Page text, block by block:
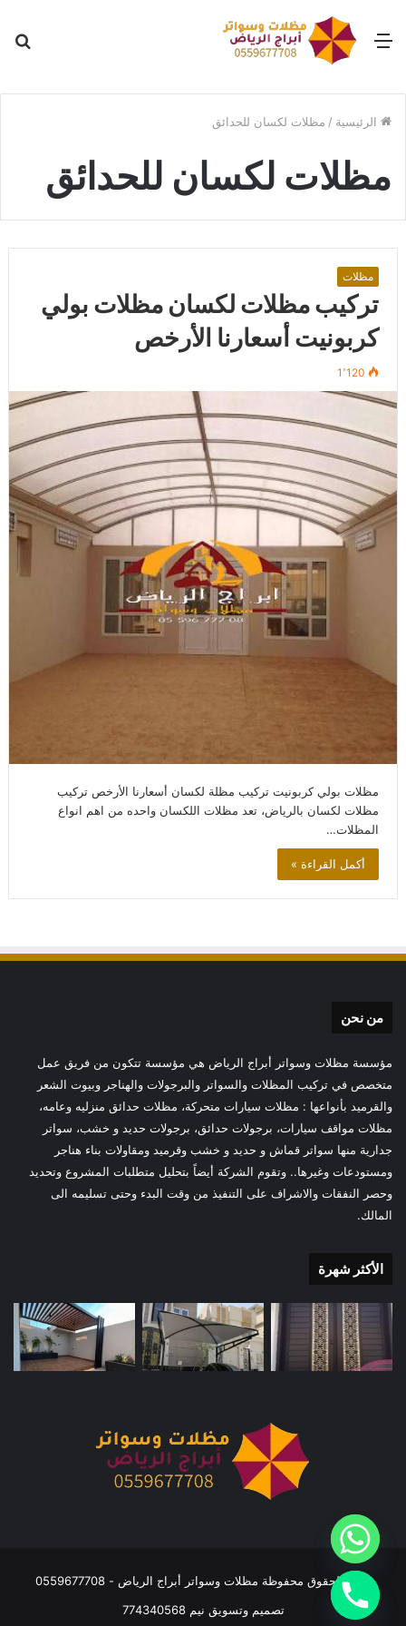
القائمة
الرئيسية / مظلات لكسان للحدائق
مظلات لكسان للحدائق
مظلات
تركيب مظلات لكسان مظلات بولي
كربونيت أسعارنا الأرخص
1٬120
مظلات بولي كربونيت تركيب مظلة لكسان أسعارنا الأرخص تركيب
مظلات لكسان بالرياض، تعد مظلات اللكسان واحده من اهم انواع
المظلات…
أكمل القراءة »
من نحن
مؤسسة مظلات وسواتر أبراج الرياض هي مؤسسة تتكون من فريق عمل
متخصص في تركيب المظلات والسواتر والبرجولات والهناجر وبيوت الشعر
والقرميد بأنواعها : مظلات سيارات متحركة، مظلات حدائق منزليه وعامه،
مظلات مواقف سيارات، برجولات حدائق، برجولات حديد و خشب، سواتر
جدارية منها سواتر قماش و حديد و خشب وقرميد ومقاولات بناء هناجر
ومستودعات وغيرها.. وتقوم الشركة أيضاً بتحليل متطلبات المشروع وتحديد
وحصر النفقات والاشراف على التنفيذ من وقت البدء وحتى تسليمه الى
المالك.
الأكثر شهرة
جميع الحقوق محفوظة مظلات وسواتر أبراج الرياض - 0559677708
تصميم وتسويق نيم 774340568